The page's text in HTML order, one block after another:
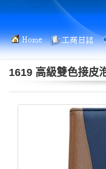
1619 高級雙色接皮